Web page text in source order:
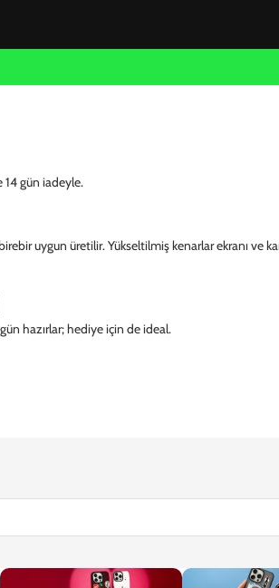
gün iadeyle.
uygun üretilir. Yükseltilmiş kenarlar ekranı ve
hazırlar; hediye için de ideal.